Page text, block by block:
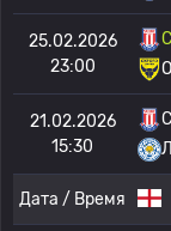
25.02.2026
23:00
21.02.2026
15:30
Дата / Время